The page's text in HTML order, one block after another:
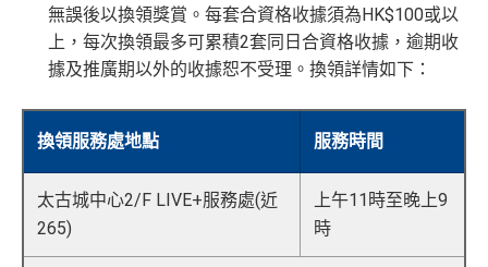
無誤後以換領獎賞。每套合資格收據須為HK$100或以
上，每次換領最多可累積2套同日合資格收據，逾期收
據及推廣期以外的收據恕不受理。換領詳情如下：
換領服務處地點 服務時間
太古城中心2/F LIVE+服務處(近
265)
上午11時至晚上9
時